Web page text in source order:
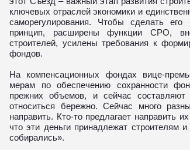
ключевых отраслей экономики и
саморегулирования. Чтобы сделать
принцип, расширены функции СРО,
строителей, усилены требования к
фондов.
На компенсационных фондах вице-
мерам по обеспечению сохранности
прежних объемов, и сейчас
относиться бережно. Сейчас много
направить. Кто-то предлагает
что эти деньги принадлежат строителям
собирались».